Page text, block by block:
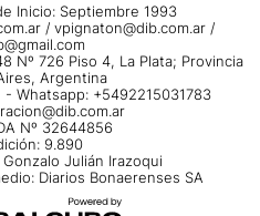
Inicio: Septiembre 1993
/ vpignaton@dib.com.ar /
Nº 726 Piso 4, La Plata; Provincia
Argentina
Whatsapp: +5492215031783
Nº 32644856
9.890
Julián Irazoqui
Diarios Bonaerenses SA